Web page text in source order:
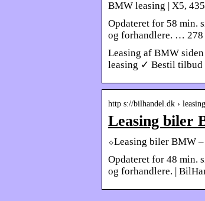
BMW leasing | X5,
Opdateret for 58 min.
og forhandlere. …
Leasing af BMW
leasing ✓ Bestil
http s://bilhandel.dk ›
Leasing biler
⬦Leasing biler BMW
Opdateret for 48 min.
og forhandlere. |